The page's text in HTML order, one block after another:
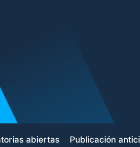
abiertas Publicación